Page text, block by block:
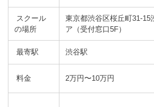
スクール
の場所
東京都渋谷区桜丘町31-15
ア（受付窓口5F）
最寄駅 渋谷駅
料金 2万円〜10万円